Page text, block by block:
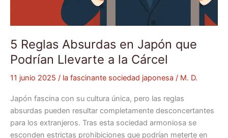
5 Reglas Absurdas en Japón que
Podrían Llevarte a la Cárcel
11 junio 2025 / la fascinante sociedad japonesa / M. D.
Japón fascina con su cultura única, pero las reglas
absurdas pueden resultar completamente desconcertantes
para los extranjeros. Tras esta sociedad armoniosa se
esconden estrictas prohibiciones que podrían meterte en